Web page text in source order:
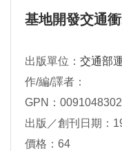
基地開發交通
出版單位： 交通部
作/編/譯者：
GPN：
出版／創刊日期：
價格：64